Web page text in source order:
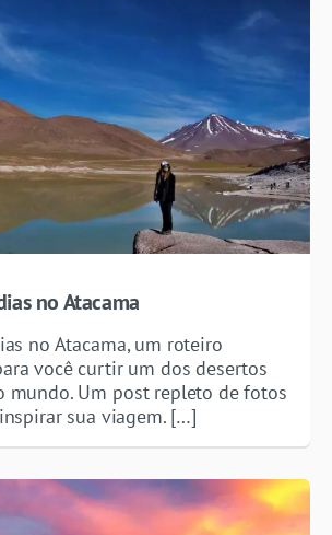
no Atacama
no Atacama, um roteiro
você curtir um dos desertos
mundo. Um post repleto de fotos
sua viagem. […]